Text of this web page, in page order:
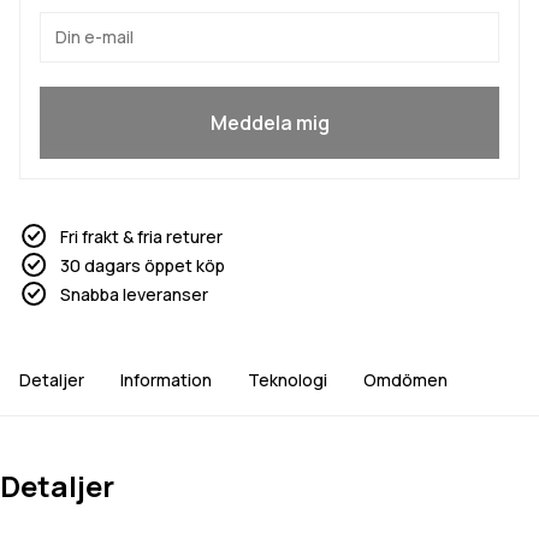
Meddela mig
Fri frakt & fria returer
30 dagars öppet köp
Snabba leveranser
Detaljer Information Teknologi Omdömen
Detaljer